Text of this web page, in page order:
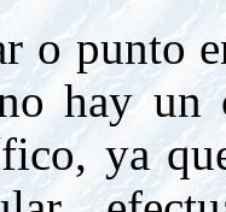
o punto
hay
ya